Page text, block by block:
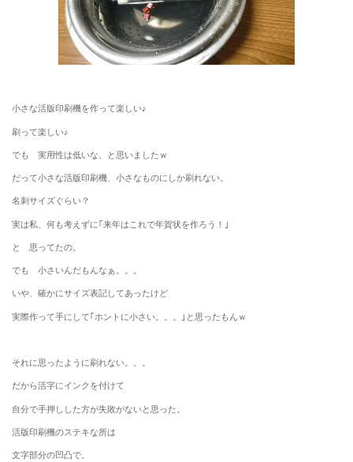
小さな活版印刷機を作って楽しい♪
刷って楽しい♪
でも 実用性は低いな、と思いましたｗ
だって小さな活版印刷機、小さなものにしか刷れない。
名刺サイズぐらい？
実は私、何も考えずに｢来年はこれで年賀状を作ろう！｣
と 思ってたの。
でも 小さいんだもんなぁ。。。
いや、確かにサイズ表記してあったけど
実際作って手にして｢ホントに小さい。。。｣と思ったもんｗ
それに思ったように刷れない。。。
だから活字にインクを付けて
自分で手押しした方が失敗がないと思った。
活版印刷機のステキな所は
文字部分の凹凸で。